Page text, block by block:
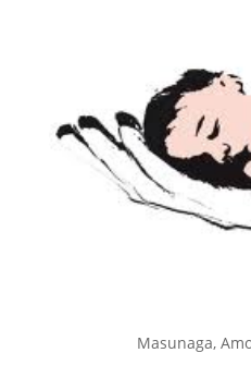
Masunaga,